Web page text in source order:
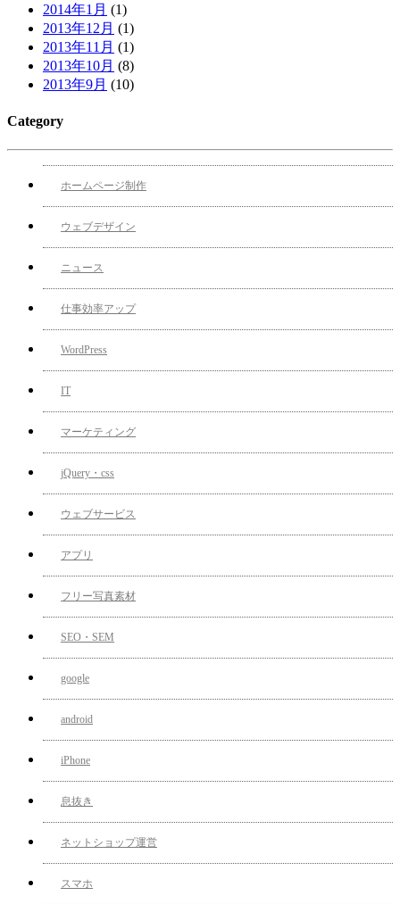
2014年1月 (1)
2013年12月 (1)
2013年11月 (1)
2013年10月 (8)
2013年9月 (10)
Category
ホームページ制作
ウェブデザイン
ニュース
仕事効率アップ
WordPress
IT
マーケティング
jQuery・css
ウェブサービス
アプリ
フリー写真素材
SEO・SEM
google
android
iPhone
息抜き
ネットショップ運営
スマホ